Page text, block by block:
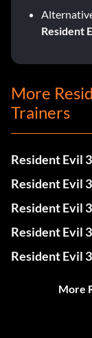
Resident
More
Trainers
Resident Evil
Resident Evil
Resident Evil
Resident Evil
Resident Evil
More